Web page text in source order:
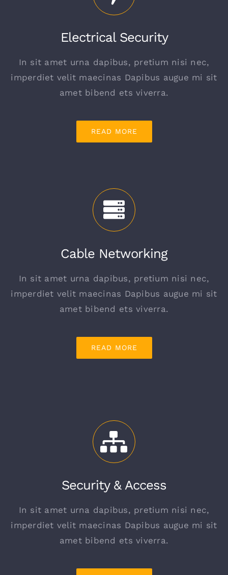
Electrical Security
In sit amet urna dapibus, pretium nisi nec,
imperdiet velit maecinas Dapibus augue mi sit
amet bibend ets viverra.
READ MORE
Cable Networking
In sit amet urna dapibus, pretium nisi nec,
imperdiet velit maecinas Dapibus augue mi sit
amet bibend ets viverra.
READ MORE
Security & Access
In sit amet urna dapibus, pretium nisi nec,
imperdiet velit maecinas Dapibus augue mi sit
amet bibend ets viverra.